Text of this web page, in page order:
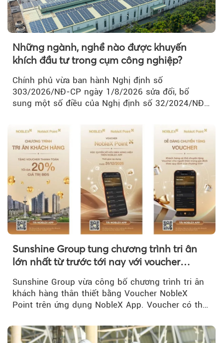
Những ngành, nghề nào được khuyến
khích đầu tư trong cụm công nghiệp?
Chính phủ vừa ban hành Nghị định số
303/2026/NĐ-CP ngày 1/8/2026 sửa đổi, bổ
sung một số điều của Nghị định số 32/2024/NĐ-
Sunshine Group tung chương trình tri ân
lớn nhất từ trước tới nay với voucher
NobleX Point cho khách hàng thân thiết
Sunshine Group vừa công bố chương trình tri ân
khách hàng thân thiết bằng Voucher NobleX
Point trên ứng dụng NobleX App. Voucher có thể